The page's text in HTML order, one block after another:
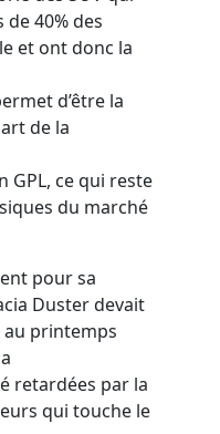
40% des
et ont donc la
d’être la
de la
ce qui reste
du marché
pour sa
Duster devait
printemps
retardées par la
qui touche le